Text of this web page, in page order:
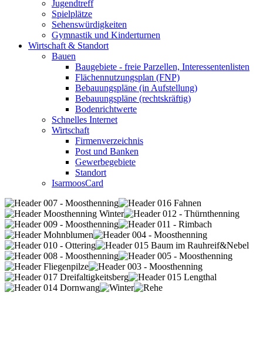
Jugendtreff
Spielplätze
Sehenswürdigkeiten
Gymnastik und Kinderturnen
Wirtschaft & Standort
Bauen
Baugebiete - freie Parzellen, Interessentenlisten
Flächennutzungsplan (FNP)
Bebauungspläne (in Aufstellung)
Bebauungspläne (rechtskräftig)
Bodenrichtwerte
Schnelles Internet
Wirtschaft
Firmenverzeichnis
Post und Banken
Gewerbegebiete
Standort
IsarmoosCard